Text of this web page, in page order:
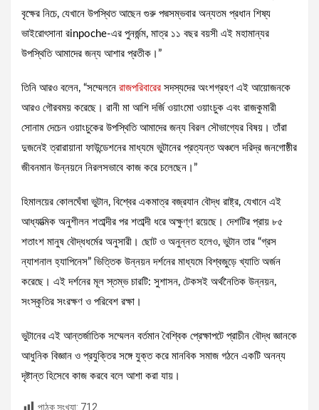
বৃক্ষের নিচে, যেখানে উপস্থিত আছেন গুরু পদ্মসম্ভবার অন্যতম প্রধান শিষ্য
ভাইরোৎসানা রinpoche-এর পুনর্জন্ম, মাত্র ১১ বছর বয়সী এই মহামান্যর
উপস্থিতি আমাদের জন্য আশার প্রতীক।”
তিনি আরও বলেন, “সম্মেলনে রাজপরিবারের সদস্যদের অংশগ্রহণ এই আয়োজনকে
আরও গৌরবময় করেছে। রানী মা আশি দর্জি ওয়াংমো ওয়াংচুক এবং রাজকুমারী
সোনাম দেচেন ওয়াংচুকের উপস্থিতি আমাদের জন্য বিরল সৌভাগ্যের বিষয়। তাঁরা
দুজনেই ত্রারায়ানা ফাউন্ডেশনের মাধ্যমে ভুটানের প্রত্যন্ত অঞ্চলে দরিদ্র জনগোষ্ঠীর
জীবনমান উন্নয়নে নিরলসভাবে কাজ করে চলেছেন।”
হিমালয়ের কোলঘেঁষা ভুটান, বিশ্বের একমাত্র বজ্রযান বৌদ্ধ রাষ্ট্র, যেখানে এই
আধ্যাত্মিক অনুশীলন শতাব্দীর পর শতাব্দী ধরে অক্ষুণ্ণ রয়েছে। দেশটির প্রায় ৮৫
শতাংশ মানুষ বৌদ্ধধর্মের অনুসারী। ছোট ও অনুন্নত হলেও, ভুটান তার “গ্রস
ন্যাশনাল হ্যাপিনেস” ভিত্তিক উন্নয়ন দর্শনের মাধ্যমে বিশ্বজুড়ে খ্যাতি অর্জন
করেছে। এই দর্শনের মূল স্তম্ভ চারটি: সুশাসন, টেকসই অর্থনৈতিক উন্নয়ন,
সংস্কৃতির সংরক্ষণ ও পরিবেশ রক্ষা।
ভুটানের এই আন্তর্জাতিক সম্মেলন বর্তমান বৈশ্বিক প্রেক্ষাপটে প্রাচীন বৌদ্ধ জ্ঞানকে
আধুনিক বিজ্ঞান ও প্রযুক্তির সঙ্গে যুক্ত করে মানবিক সমাজ গঠনে একটি অনন্য
দৃষ্টান্ত হিসেবে কাজ করবে বলে আশা করা যায়।
পাঠক সংখ্যা: 712